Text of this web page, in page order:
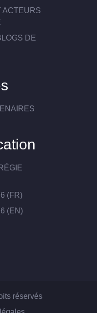
ACTEURS
DE
(FR)
(EN)
réservés